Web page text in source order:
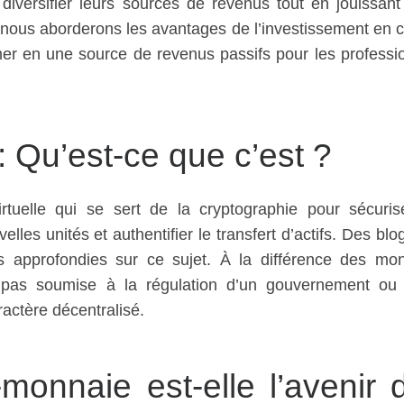
leurs sources de revenus tout en
aborderons les avantages de l’investissement en
en une source de revenus passifs pour les
ce que c’est ?
qui se sert de la cryptographie pour
unités et authentifier le transfert d’actifs. Des
approfondies sur ce sujet. À la différence des
soumise à la régulation d’un gouvernement ou
décentralisé.
est-elle l’avenir